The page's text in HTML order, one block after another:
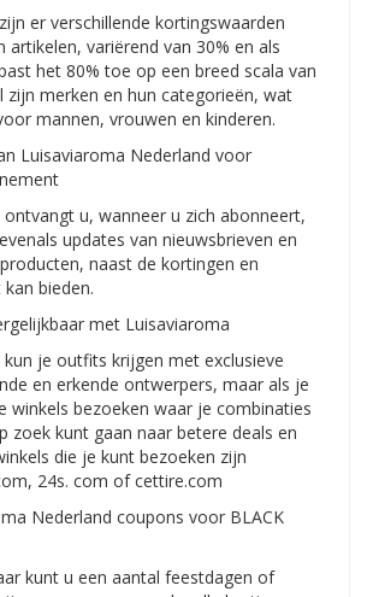
er verschillende kortingswaarden
variërend van 30% en als
het 80% toe op een breed scala van
zijn merken en hun categorieën, wat
mannen, vrouwen en kinderen.
Luisaviaroma Nederland voor
u, wanneer u zich abonneert,
updates van nieuwsbrieven en
naast de kortingen en
bieden.
met Luisaviaroma
kun je outfits krijgen met exclusieve
en erkende ontwerpers, maar als je
winkels bezoeken waar je combinaties
zoek kunt gaan naar betere deals en
die je kunt bezoeken zijn
24s. com of cettire.com
Nederland coupons voor BLACK
kunt u een aantal feestdagen of